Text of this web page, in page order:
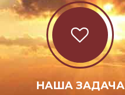
НАША ЗАДАЧА